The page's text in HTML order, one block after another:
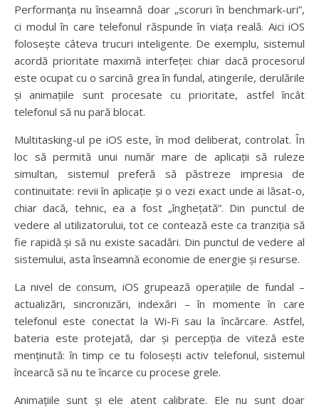
Performanța nu înseamnă doar „scoruri în benchmark-uri”,
ci modul în care telefonul răspunde în viața reală. Aici iOS
folosește câteva trucuri inteligente. De exemplu, sistemul
acordă prioritate maximă interfeței: chiar dacă procesorul
este ocupat cu o sarcină grea în fundal, atingerile, derulările
și animațiile sunt procesate cu prioritate, astfel încât
telefonul să nu pară blocat.
Multitasking-ul pe iOS este, în mod deliberat, controlat. În
loc să permită unui număr mare de aplicații să ruleze
simultan, sistemul preferă să păstreze impresia de
continuitate: revii în aplicație și o vezi exact unde ai lăsat-o,
chiar dacă, tehnic, ea a fost „înghețată”. Din punctul de
vedere al utilizatorului, tot ce contează este ca tranziția să
fie rapidă și să nu existe sacadări. Din punctul de vedere al
sistemului, asta înseamnă economie de energie și resurse.
La nivel de consum, iOS grupează operațiile de fundal –
actualizări, sincronizări, indexări – în momente în care
telefonul este conectat la Wi-Fi sau la încărcare. Astfel,
bateria este protejată, dar și percepția de viteză este
menținută: în timp ce tu folosești activ telefonul, sistemul
încearcă să nu te încarce cu procese grele.
Animațiile sunt și ele atent calibrate. Ele nu sunt doar